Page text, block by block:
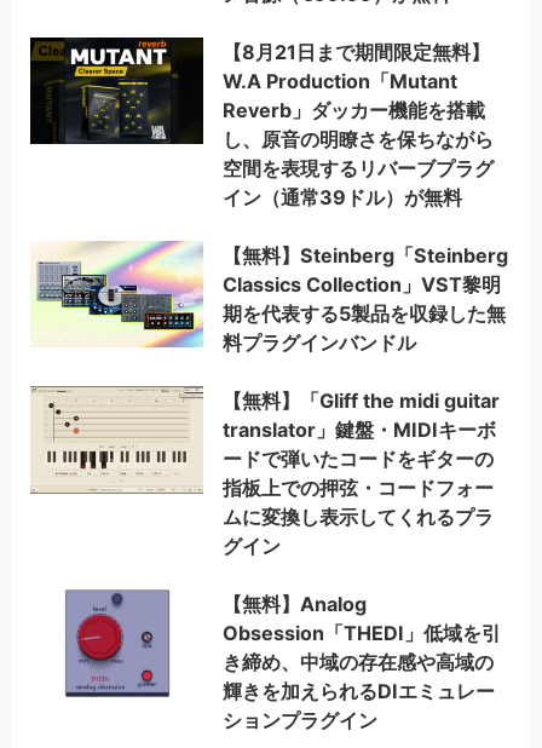
【8月21日まで期間限定無料】
W.A Production「Mutant
Reverb」ダッカー機能を搭載
し、原音の明瞭さを保ちながら
空間を表現するリバーブプラグ
イン（通常39ドル）が無料
【無料】Steinberg「Steinberg
Classics Collection」VST黎明
期を代表する5製品を収録した無
料プラグインバンドル
【無料】「Gliff the midi guitar
translator」鍵盤・MIDIキーボ
ードで弾いたコードをギターの
指板上での押弦・コードフォー
ムに変換し表示してくれるプラ
グイン
【無料】Analog
Obsession「THEDI」低域を引
き締め、中域の存在感や高域の
輝きを加えられるDIエミュレー
ションプラグイン